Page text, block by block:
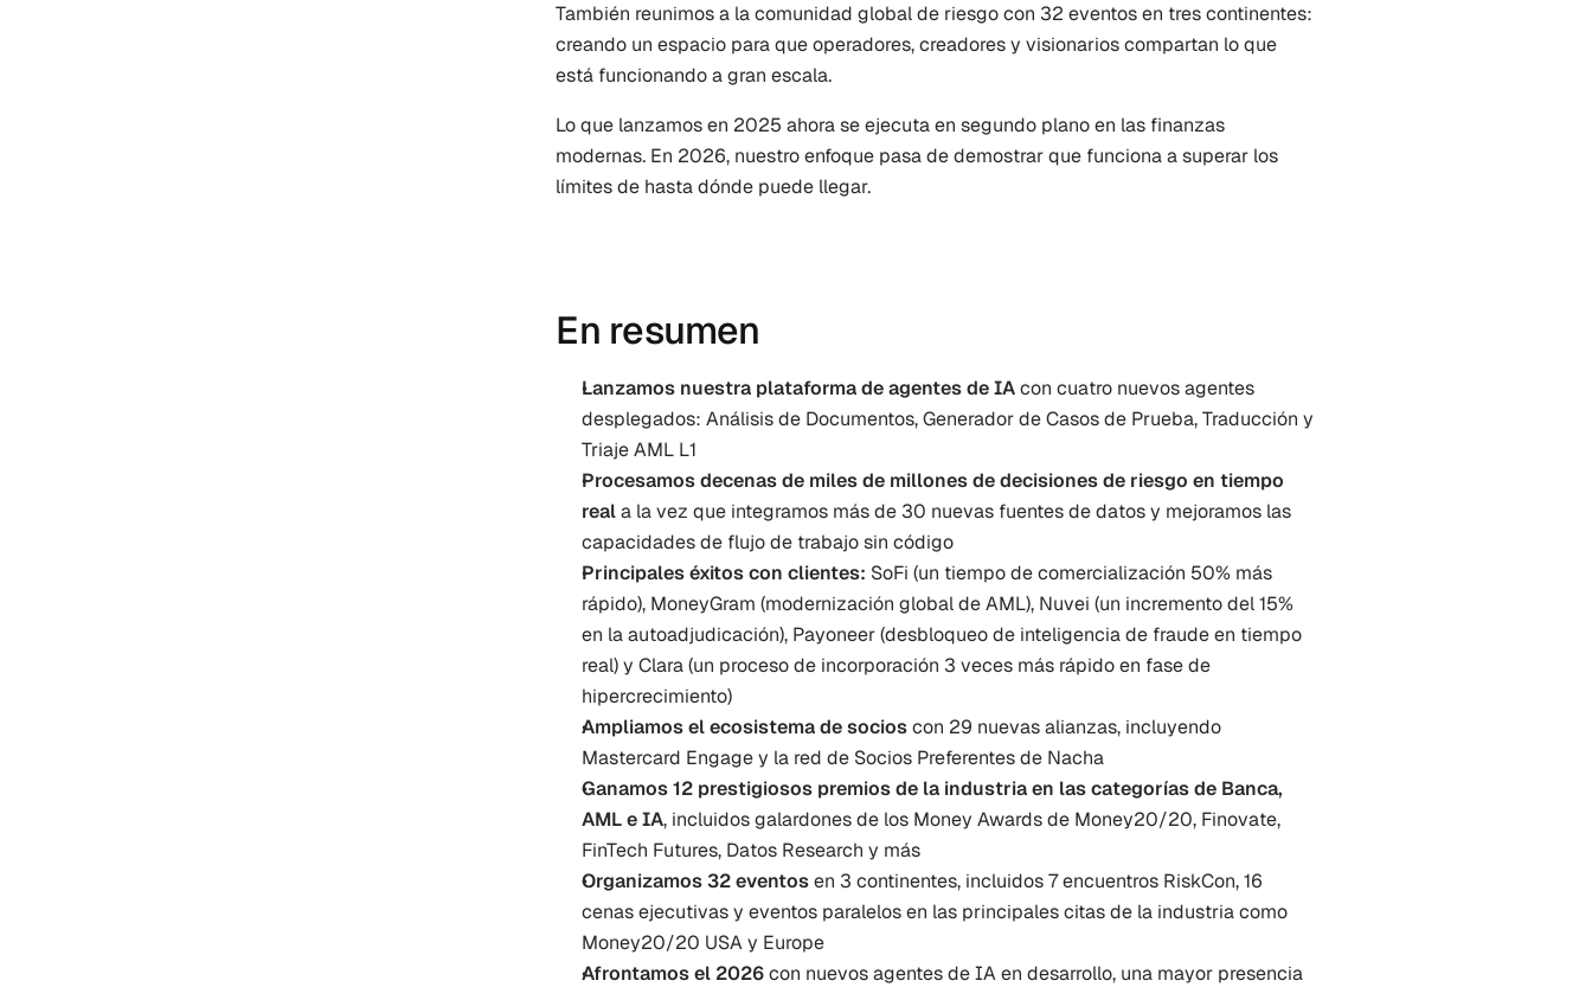
También reunimos a la comunidad global de riesgo con 32 eventos en tres continentes:
creando un espacio para que operadores, creadores y visionarios compartan lo que
está funcionando a gran escala.
Lo que lanzamos en 2025 ahora se ejecuta en segundo plano en las finanzas
modernas. En 2026, nuestro enfoque pasa de demostrar que funciona a superar los
límites de hasta dónde puede llegar.
En resumen
Lanzamos nuestra plataforma de agentes de IA con cuatro nuevos agentes
desplegados: Análisis de Documentos, Generador de Casos de Prueba, Traducción y
Triaje AML L1
Procesamos decenas de miles de millones de decisiones de riesgo en tiempo
real a la vez que integramos más de 30 nuevas fuentes de datos y mejoramos las
capacidades de flujo de trabajo sin código
Principales éxitos con clientes: SoFi (un tiempo de comercialización 50% más
rápido), MoneyGram (modernización global de AML), Nuvei (un incremento del 15%
en la autoadjudicación), Payoneer (desbloqueo de inteligencia de fraude en tiempo
real) y Clara (un proceso de incorporación 3 veces más rápido en fase de
hipercrecimiento)
Ampliamos el ecosistema de socios con 29 nuevas alianzas, incluyendo
Mastercard Engage y la red de Socios Preferentes de Nacha
Ganamos 12 prestigiosos premios de la industria en las categorías de Banca,
AML e IA, incluidos galardones de los Money Awards de Money20/20, Finovate,
FinTech Futures, Datos Research y más
Organizamos 32 eventos en 3 continentes, incluidos 7 encuentros RiskCon, 16
cenas ejecutivas y eventos paralelos en las principales citas de la industria como
Money20/20 USA y Europe
Afrontamos el 2026 con nuevos agentes de IA en desarrollo, una mayor presencia